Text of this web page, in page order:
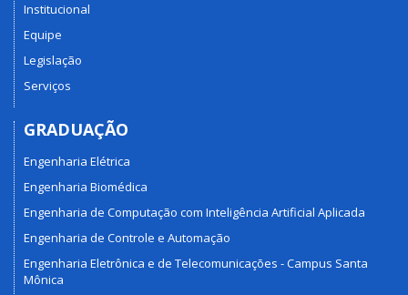
Institucional
Equipe
Legislação
Serviços
GRADUAÇÃO
Engenharia Elétrica
Engenharia Biomédica
Engenharia de Computação com Inteligência Artificial Aplicada
Engenharia de Controle e Automação
Engenharia Eletrônica e de Telecomunicações - Campus Santa
Mônica